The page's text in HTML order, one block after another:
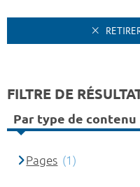
FILTRE DE
Par type de contenu
Pages (1)